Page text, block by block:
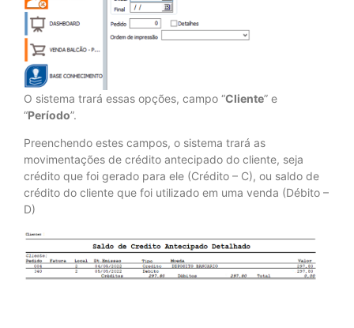
O sistema trará essas opções, campo “Cliente” e
“Período”.
Preenchendo estes campos, o sistema trará as
movimentações de crédito antecipado do cliente, seja
crédito que foi gerado para ele (Crédito – C), ou saldo de
crédito do cliente que foi utilizado em uma venda (Débito –
D)